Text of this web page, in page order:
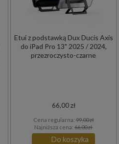
Etui z podstawką Dux Ducis Axis
do iPad Pro 13" 2025 / 2024,
przezroczysto-czarne
66,00 zł
Cena regularna:99,00 zł
Najniższa cena: 66,00 zł
Do koszyka